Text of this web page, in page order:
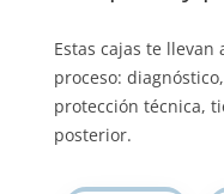
Estas cajas te
proceso:
protección técnica,
posterior.